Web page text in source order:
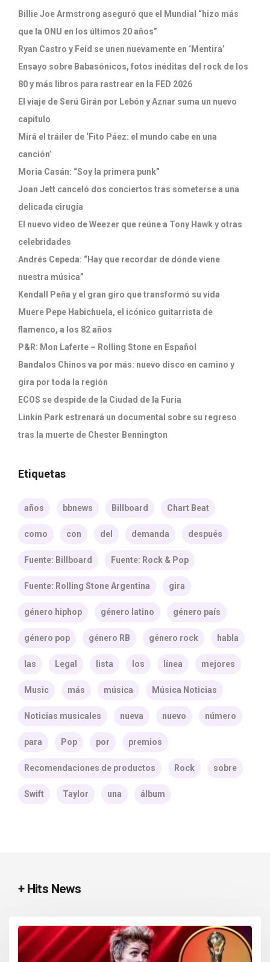
Billie Joe Armstrong aseguró que el Mundial “hizo más
que la ONU en los últimos 20 años”
Ryan Castro y Feid se unen nuevamente en ‘Mentira’
Ensayo sobre Babasónicos, fotos inéditas del rock de los
80 y más libros para rastrear en la FED 2026
El viaje de Serú Girán por Lebón y Aznar suma un nuevo
capítulo
Mirá el tráiler de ‘Fito Páez: el mundo cabe en una
canción’
Moria Casán: “Soy la primera punk”
Joan Jett canceló dos conciertos tras someterse a una
delicada cirugía
El nuevo video de Weezer que reúne a Tony Hawk y otras
celebridades
Andrés Cepeda: “Hay que recordar de dónde viene
nuestra música”
Kendall Peña y el gran giro que transformó su vida
Muere Pepe Habichuela, el icónico guitarrista de
flamenco, a los 82 años
P&R: Mon Laferte – Rolling Stone en Español
Bandalos Chinos va por más: nuevo disco en camino y
gira por toda la región
ECOS se despide de la Ciudad de la Furia
Linkin Park estrenará un documental sobre su regreso
tras la muerte de Chester Bennington
Etiquetas
años bbnews Billboard Chart Beat
como con del demanda después
Fuente: Billboard Fuente: Rock & Pop
Fuente: Rolling Stone Argentina gira
género hiphop género latino género país
género pop género RB género rock habla
las Legal lista los línea mejores
Music más música Música Noticias
Noticias musicales nueva nuevo número
para Pop por premios
Recomendaciones de productos Rock sobre
Swift Taylor una álbum
+ Hits News